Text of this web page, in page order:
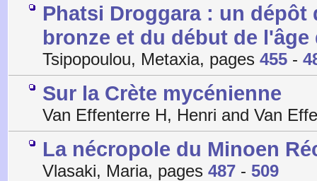
Phatsi Droggara : un dépôt
bronze et du début de
Tsipopoulou, Metaxia, pages 455 -
Sur la Crète mycénienne
Van Effenterre H, Henri and Van
La nécropole du Minoen
Vlasaki, Maria, pages 487 - 509